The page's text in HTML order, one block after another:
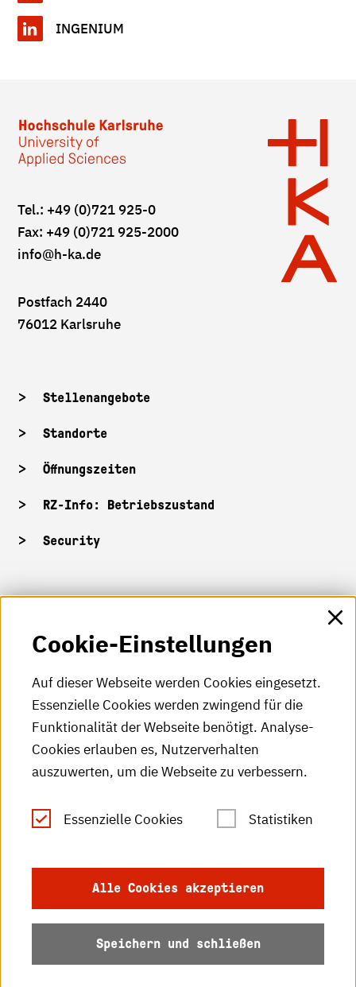
INGENIUM
Tel.: +49 (0)721 925-0
Fax: +49 (0)721 925-2000
info@h-ka.de
Postfach 2440
76012 Karlsruhe
Stellenangebote
Standorte
Öffnungszeiten
RZ-Info: Betriebszustand
Security
HKA-Shop
HKA-Videos
HKA-Podcast
HKA-Publikationen
RSS-Feed
Leichte Sprache
Datenschutz
Barrierefreiheit
Cookie-Einstellungen
Auf dieser Webseite werden Cookies eingesetzt.
Essenzielle Cookies werden zwingend für die
Funktionalität der Webseite benötigt. Analyse-
Cookies erlauben es, Nutzerverhalten
auszuwerten, um die Webseite zu verbessern.
Essenzielle Cookies Statistiken
Alle Cookies akzeptieren
Speichern und schließen